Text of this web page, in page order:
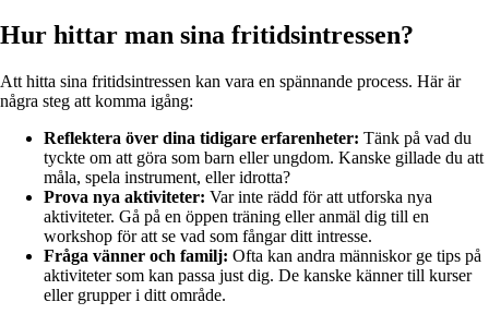
Hur hittar man sina fritidsintressen?
Att hitta sina fritidsintressen kan vara en spännande process. Här är
några steg att komma igång:
Reflektera över dina tidigare erfarenheter: Tänk på vad du
tyckte om att göra som barn eller ungdom. Kanske gillade du att
måla, spela instrument, eller idrotta?
Prova nya aktiviteter: Var inte rädd för att utforska nya
aktiviteter. Gå på en öppen träning eller anmäl dig till en
workshop för att se vad som fångar ditt intresse.
Fråga vänner och familj: Ofta kan andra människor ge tips på
aktiviteter som kan passa just dig. De kanske känner till kurser
eller grupper i ditt område.